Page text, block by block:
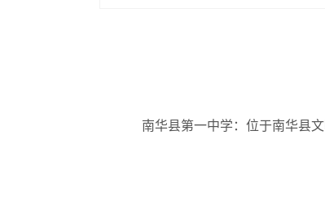
南华县第一中学：位于南华县